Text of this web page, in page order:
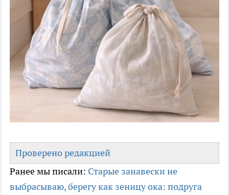
Проверено редакцией
Ранее мы писали: Старые занавески не
выбрасываю, берегу как зеницу ока: подруга